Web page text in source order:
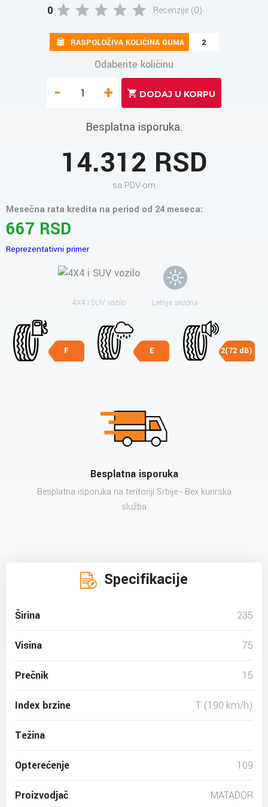
0 Recenzije (0)
RASPOLOŽIVA KOLIČINA GUMA 2
Odaberite količinu
- +
Besplatna isporuka.
14.312 RSD
sa PDV-om
Mesečna rata kredita na period od 24 meseca:
667 RSD
Reprezentativni primer
4X4 i SUV vozilo Letnja sezona
F E 2(72 dB)
Besplatna isporuka
Besplatna isporuka na teritoriji Srbije - Bex kurirska
služba
Specifikacije
Širina 235
Visina 75
Prečnik 15
Index brzine T (190 km/h)
Težina
Opterećenje 109
Proizvodjač MATADOR